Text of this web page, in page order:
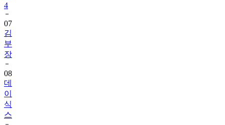
4
07
김
부
장
08
데
이
식
스